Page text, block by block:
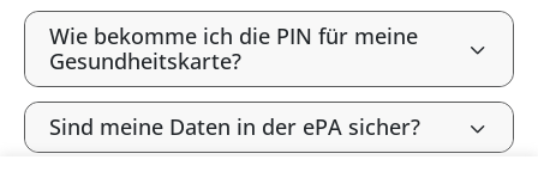
Wie bekomme ich die PIN für meine
Gesundheitskarte?
Sind meine Daten in der ePA sicher?